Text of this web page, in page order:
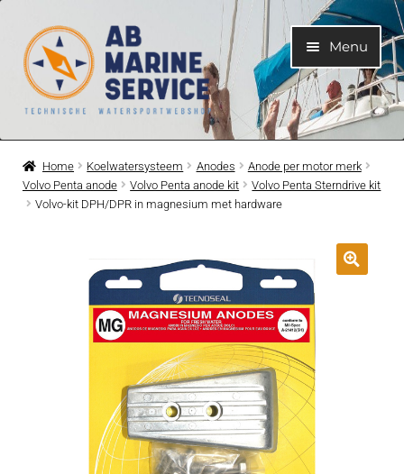
Ga
door
naar
navigatie
Ga
naar
de
inhoud
Menu
Home
Motoren
Submenu
Submenu
Techniek Blog
Home Koelwatersysteem Anodes
Anode per motor merk
Volvo Penta anode
Volvo Penta anode kit
Volvo Penta Sterndrive kit
Volvo-kit DPH/DPR in magnesium met hardware